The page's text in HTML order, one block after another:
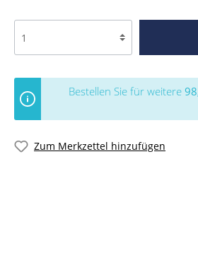
Bestellen Sie für weitere
Zum Merkzettel hinzufügen